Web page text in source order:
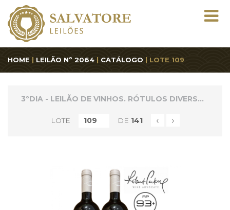
HOME | LEILÃO Nº 2064 | CATÁLOGO | LOTE 109
3ºDIA - LEILÃO DE VINHOS. RÓTULOS DIVERSOS
LOTE DE 141 ‹ ›